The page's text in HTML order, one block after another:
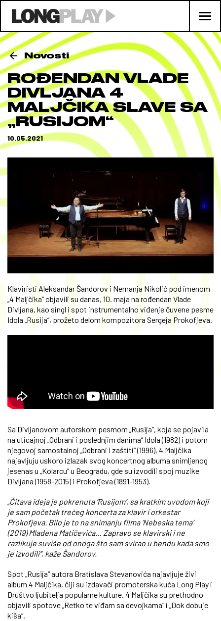
Novosti
ROĐENDAN VLADE
DIVLJANA 4
MALJČIKA SLAVE SA
„RUSIJOM“
10.05.2021
Klaviristi Aleksandar Šandorov i Nemanja Nikolić pod imenom
„4 Maljčika“ objavili su danas, 10. maja na rođendan Vlade
Divljana, kao singl i spot instrumentalno viđenje čuvene pesme
Idola „Rusija“, prožeto delom kompozitora Sergeja Prokofjeva.
Sa Divljanovom autorskom pesmom „Rusija“, koja se pojavila
na uticajnoj „Odbrani i poslednjim danima“ Idola (1982) i potom
njegovoj samostalnoj „Odbrani i zaštiti“ (1996), 4 Maljčika
najavljuju uskoro izlazak svog koncertnog albuma snimljenog
jesenas u „Kolarcu“ u Beogradu, gde su izvodili spoj muzike
Divljana (1958-2015) i Prokofjeva (1891-1953).
„Čitava ideja je pokrenuta ‘Rusijom’, sa kratkim uvodom koji
je sam početak trećeg koncerta za klavir i orkestar
Prokofjeva. Bilo je to na snimanju filma ‘Nebeska tema’
(2019) Mladena Matičevića… Zapravo se klavirski i ne
razlikuje suviše od onoga što sam svirao u bendu kada smo
je izvodili“, kaže Šandorov.
Spot „Rusija“ autora Bratislava Stevanovića najavljuje živi
album 4 Maljčika, čiji su izdavači promoterska kuća Long Play i
Društvo ljubitelja popularne kulture. 4 Maljčika su prethodno
objavili spotove „Retko te viđam sa devojkama“ i „Dok dobuje
kiša“.